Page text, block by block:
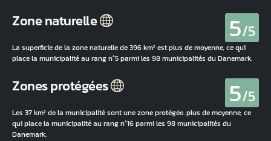
Zone naturelle 5/5
La superficie de la zone naturelle de 396 km² est plus de moyenne, ce qui
place la municipalité au rang n°5 parmi les 98 municipalités du Danemark.
Zones protégées 5/5
Les 37 km² de la municipalité sont une zone protégée. plus de moyenne, ce
qui place la municipalité au rang n°16 parmi les 98 municipalités du
Danemark.